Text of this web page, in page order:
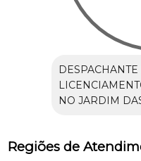
DESPACHANTE
NO JARDIM
Regiões de